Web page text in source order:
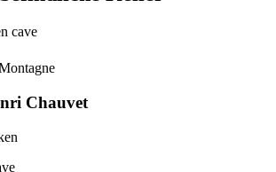
Chauvet